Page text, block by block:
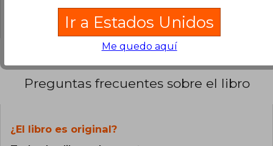
Preguntas frecuentes sobre el libro
¿El libro es original?
Ir a Estados Unidos
Me quedo aquí